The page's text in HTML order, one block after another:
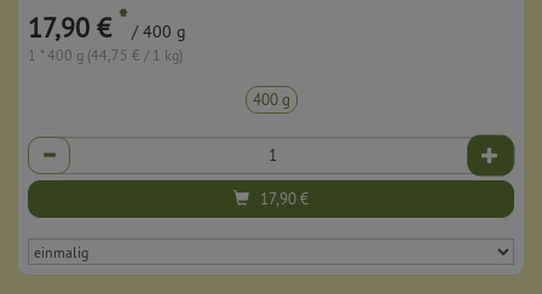
17,90 € * / 400 g
1 * 400 g (44,75 € / 1 kg)
400 g
Anzahl
17,90€